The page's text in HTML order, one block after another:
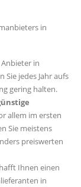
in
in
Sie jedes Jahr aufs
gering halten.
allem im ersten
Sie meistens
preiswerten
Ihnen einen
in